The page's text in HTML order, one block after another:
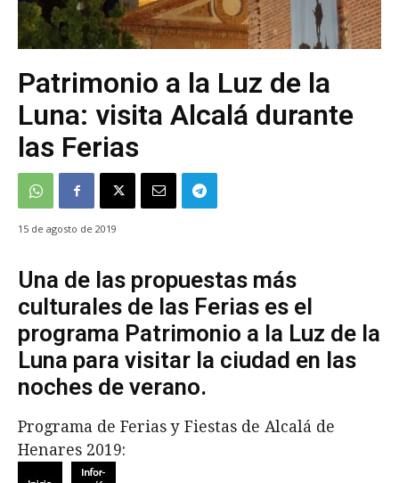
Patrimonio a la Luz de la
Luna: visita Alcalá durante
las Ferias
15 de agosto de 2019
Una de las propuestas más
culturales de las Ferias es el
programa Patrimonio a la Luz de la
Luna para visitar la ciudad en las
noches de verano.
Programa de Ferias y Fiestas de Alcalá de
Henares 2019: